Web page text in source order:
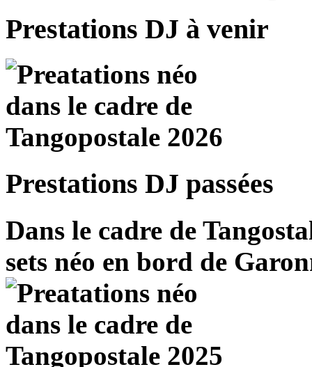
Prestations DJ à venir
Prestations DJ passées
Dans le cadre de
sets néo en bord de